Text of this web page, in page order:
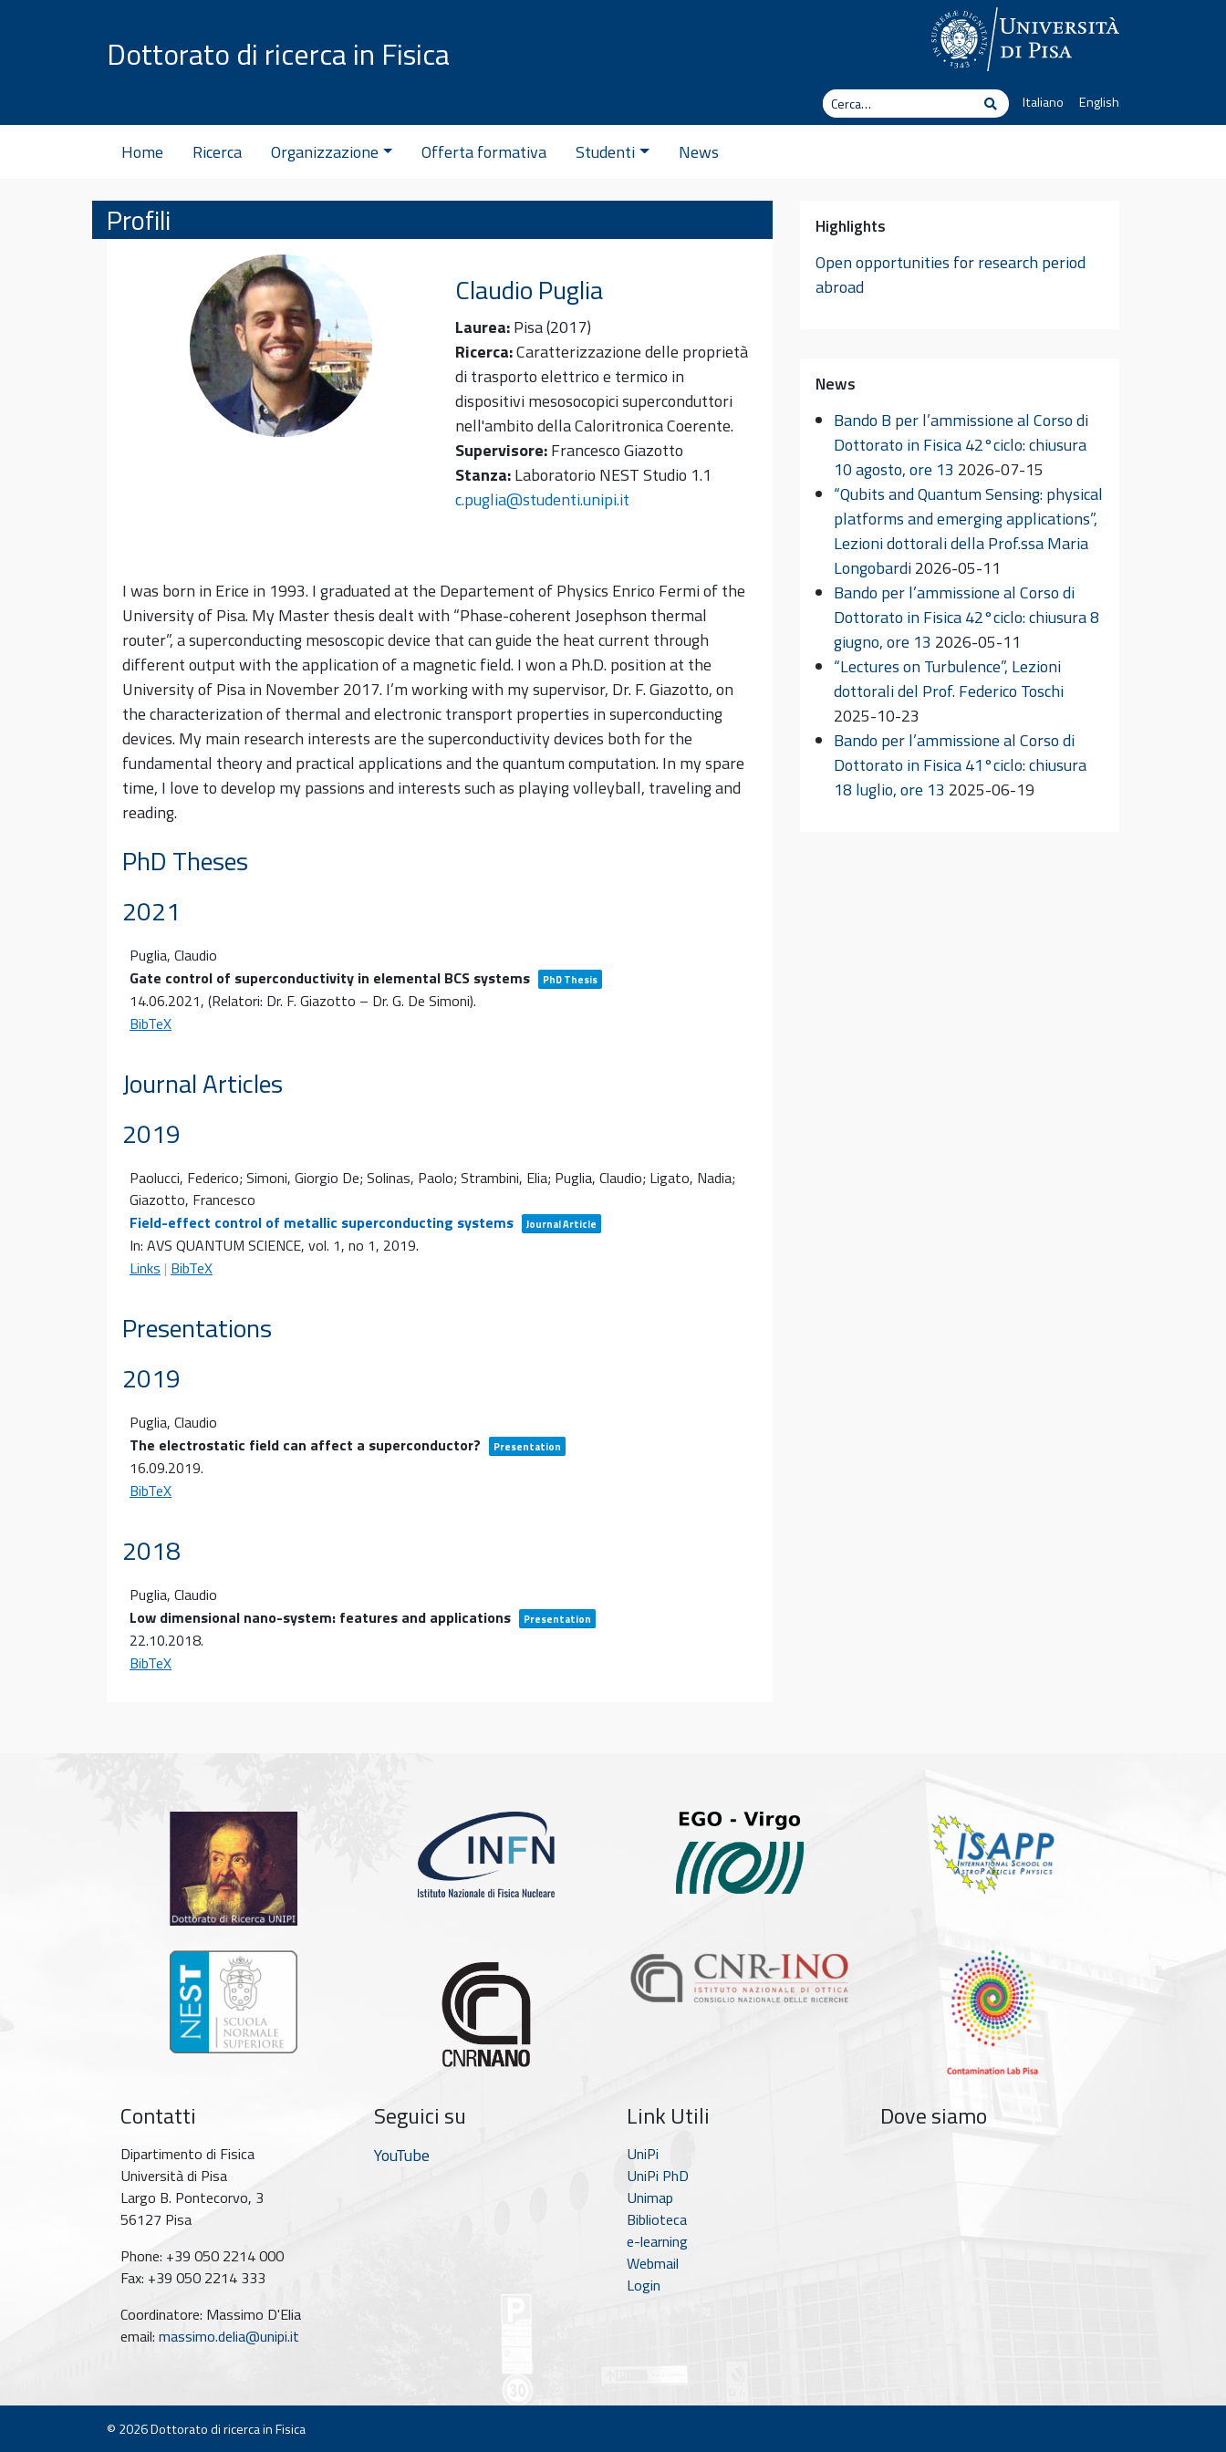
Dottorato di ricerca in Fisica
Cerca
CercaItaliano English
Home Ricerca Organizzazione Offerta formativa Studenti News
Profili
Claudio Puglia
Laurea:Pisa (2017)
Ricerca:Caratterizzazione delle proprietà
di trasporto elettrico e termico in
dispositivi mesosocopici superconduttori
nell'ambito della Caloritronica Coerente.
Supervisore:Francesco Giazotto
Stanza:Laboratorio NEST Studio 1.1
c.puglia@studenti.unipi.it
I was born in Erice in 1993. I graduated at the Departement of Physics Enrico Fermi of the
University of Pisa. My Master thesis dealt with “Phase-coherent Josephson thermal
router”, a superconducting mesoscopic device that can guide the heat current through
different output with the application of a magnetic field. I won a Ph.D. position at the
University of Pisa in November 2017. I’m working with my supervisor, Dr. F. Giazotto, on
the characterization of thermal and electronic transport properties in superconducting
devices. My main research interests are the superconductivity devices both for the
fundamental theory and practical applications and the quantum computation. In my spare
time, I love to develop my passions and interests such as playing volleyball, traveling and
reading.
PhD Theses
2021
Puglia, Claudio
Gate control of superconductivity in elemental BCS systems
PhD Thesis
14.06.2021, (Relatori: Dr. F. Giazotto – Dr. G. De Simoni).
BibTeX
Journal Articles
2019
Paolucci, Federico; Simoni, Giorgio De; Solinas, Paolo; Strambini, Elia; Puglia, Claudio; Ligato, Nadia;
Giazotto, Francesco
Field-effect control of metallic superconducting systems
Journal Article
In: AVS QUANTUM SCIENCE, vol. 1, no 1, 2019.
Links | BibTeX
Presentations
2019
Puglia, Claudio
The electrostatic field can affect a superconductor?
Presentation
16.09.2019.
BibTeX
2018
Puglia, Claudio
Low dimensional nano-system: features and applications
Presentation
22.10.2018.
BibTeX
Highlights
Open opportunities for research period
abroad
News
Bando B per l’ammissione al Corso di
Dottorato in Fisica 42°ciclo: chiusura
10 agosto, ore 13 2026-07-15
“Qubits and Quantum Sensing: physical
platforms and emerging applications”,
Lezioni dottorali della Prof.ssa Maria
Longobardi2026-05-11
Bando per l’ammissione al Corso di
Dottorato in Fisica 42°ciclo: chiusura 8
giugno, ore 13 2026-05-11
“Lectures on Turbulence”, Lezioni
dottorali del Prof. Federico Toschi
2025-10-23
Bando per l’ammissione al Corso di
Dottorato in Fisica 41°ciclo: chiusura
18 luglio, ore 13 2025-06-19
Contatti
Dipartimento di Fisica
Università di Pisa
Largo B. Pontecorvo, 3
56127 Pisa
Phone: +39 050 2214 000
Fax: +39 050 2214 333
Coordinatore: Massimo D'Elia
email: massimo.delia@unipi.it
Seguici su
YouTube
Link Utili
UniPi
UniPi PhD
Unimap
Biblioteca
e-learning
Webmail
Login
Dove siamo
© 2026Dottorato di ricerca in Fisica